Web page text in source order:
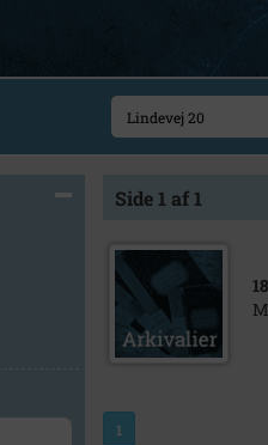
Side 1 af 1
1